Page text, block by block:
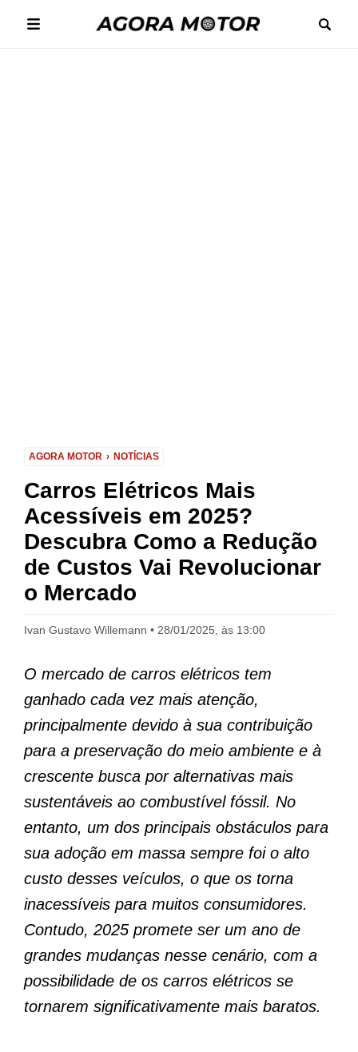
AGORA MOTOR NOTÍCIAS
Carros Elétricos Mais
Acessíveis em 2025?
Descubra Como a Redução
de Custos Vai Revolucionar
o Mercado
Ivan Gustavo Willemann 28/01/2025, às 13:00
O mercado de carros elétricos tem
ganhado cada vez mais atenção,
principalmente devido à sua contribuição
para a preservação do meio ambiente e à
crescente busca por alternativas mais
sustentáveis ao combustível fóssil. No
entanto, um dos principais obstáculos para
sua adoção em massa sempre foi o alto
custo desses veículos, o que os torna
inacessíveis para muitos consumidores.
Contudo, 2025 promete ser um ano de
grandes mudanças nesse cenário, com a
possibilidade de os carros elétricos se
tornarem significativamente mais baratos.